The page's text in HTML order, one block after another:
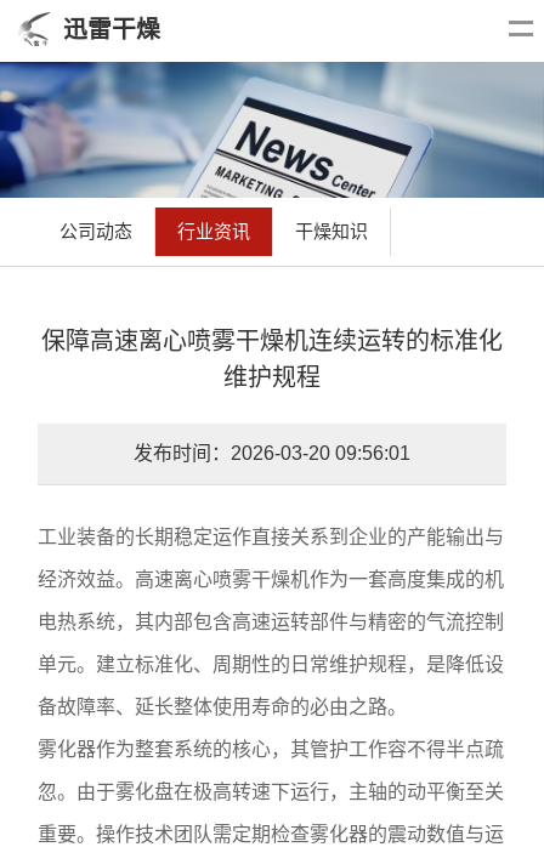
迅雷干燥
公司动态 行业资讯 干燥知识
保障高速离心喷雾干燥机连续运转的标准化
维护规程
发布时间：2026-03-20 09:56:01
工业装备的长期稳定运作直接关系到企业的产能输出与
经济效益。高速离心喷雾干燥机作为一套高度集成的机
电热系统，其内部包含高速运转部件与精密的气流控制
单元。建立标准化、周期性的日常维护规程，是降低设
备故障率、延长整体使用寿命的必由之路。
雾化器作为整套系统的核心，其管护工作容不得半点疏
忽。由于雾化盘在极高转速下运行，主轴的动平衡至关
重要。操作技术团队需定期检查雾化器的震动数值与运